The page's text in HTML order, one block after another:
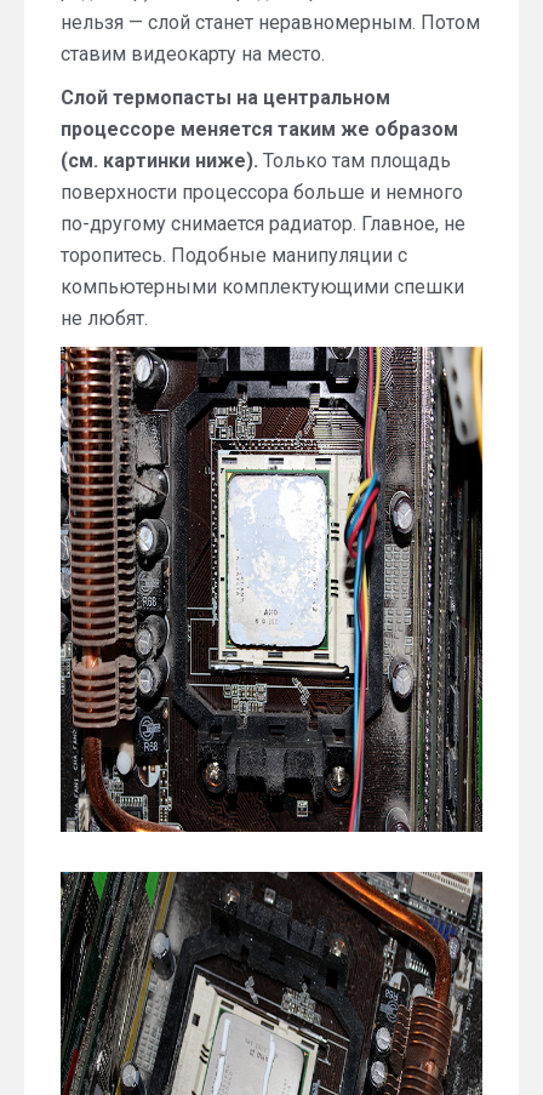
нельзя — слой станет неравномерным. Потом
ставим видеокарту на место.
Слой термопасты на центральном
процессоре меняется таким же образом
(см. картинки ниже). Только там площадь
поверхности процессора больше и немного
по-другому снимается радиатор. Главное, не
торопитесь. Подобные манипуляции с
компьютерными комплектующими спешки
не любят.